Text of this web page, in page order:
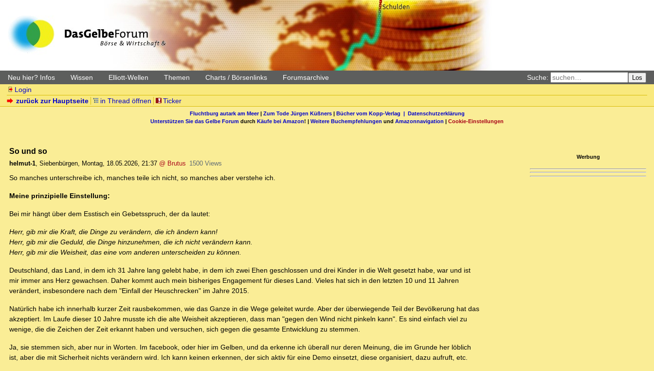
Neu hier? Infos Wissen Elliott-Wellen Themen Charts / Börsenlinks Forumsarchive Suche: Los
Login
zurück zur Hauptseite
in Thread öffnen Ticker
Fluchtburg autark am Meer| Zum Tode Jürgen Küßners| Bücher vom Kopp-Verlag | Datenschutzerklärung
Unterstützen Sie das Gelbe Forum durch Käufe bei Amazon! | Weitere Buchempfehlungen und Amazonnavigation | Cookie-Einstellungen
So und so
helmut-1, Siebenbürgen, Montag, 18.05.2026, 21:37 @ Brutus 1500 Views
So manches unterschreibe ich, manches teile ich nicht, so manches aber verstehe ich.
Meine prinzipielle Einstellung:
Bei mir hängt über dem Esstisch ein Gebetsspruch, der da lautet:
Herr, gib mir die Kraft, die Dinge zu verändern, die ich ändern kann!
Herr, gib mir die Geduld, die Dinge hinzunehmen, die ich nicht verändern kann.
Herr, gib mir die Weisheit, das eine vom anderen unterscheiden zu können.
Deutschland, das Land, in dem ich 31 Jahre lang gelebt habe, in dem ich zwei Ehen geschlossen und drei Kinder in die Welt gesetzt habe, war und ist
mir immer ans Herz gewachsen. Daher kommt auch mein bisheriges Engagement für dieses Land. Vieles hat sich in den letzten 10 und 11 Jahren
verändert, insbesondere nach dem "Einfall der Heuschrecken" im Jahre 2015.
Natürlich habe ich innerhalb kurzer Zeit rausbekommen, wie das Ganze in die Wege geleitet wurde. Aber der überwiegende Teil der Bevölkerung hat das
akzeptiert. Im Laufe dieser 10 Jahre musste ich die alte Weisheit akzeptieren, dass man "gegen den Wind nicht pinkeln kann". Es sind einfach viel zu
wenige, die die Zeichen der Zeit erkannt haben und versuchen, sich gegen die gesamte Entwicklung zu stemmen.
Ja, sie stemmen sich, aber nur in Worten. Im facebook, oder hier im Gelben, und da erkenne ich überall nur deren Meinung, die im Grunde her löblich
ist, aber die mit Sicherheit nichts verändern wird. Ich kann keinen erkennen, der sich aktiv für eine Demo einsetzt, diese organisiert, dazu aufruft, etc.
Werbung